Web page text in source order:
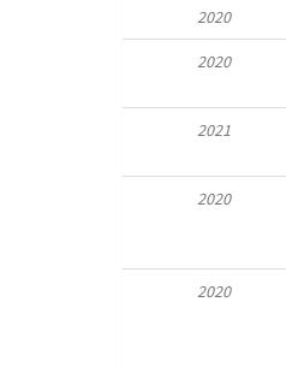
2020
2020
2021
2020
2020